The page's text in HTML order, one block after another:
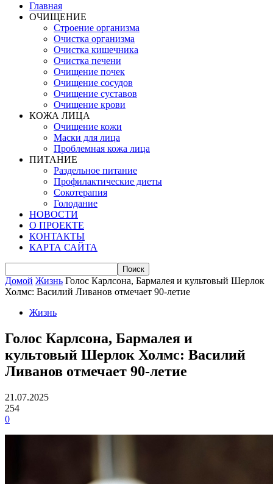
Главная
ОЧИЩЕНИЕ
Строение организма
Очистка организма
Очистка кишечника
Очистка печени
Очищение почек
Очищение сосудов
Очищение суставов
Очищение крови
КОЖА ЛИЦА
Очищение кожи
Маски для лица
Проблемная кожа лица
ПИТАНИЕ
Раздельное питание
Профилактические диеты
Сокотерапия
Голодание
НОВОСТИ
О ПРОЕКТЕ
КОНТАКТЫ
КАРТА САЙТА
Домой Жизнь Голос Карлсона, Бармалея и культовый Шерлок
Холмс: Василий Ливанов отмечает 90-летие
Жизнь
Голос Карлсона, Бармалея и
культовый Шерлок Холмс: Василий
Ливанов отмечает 90-летие
21.07.2025
254
0